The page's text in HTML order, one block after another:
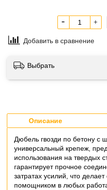
Добавить в сравнение
Выбрать
Описание
Дюбель гвозди по бетону
универсальный крепеж,
использования на твердых
гарантирует прочное
затратах усилий, что
помощником в любых